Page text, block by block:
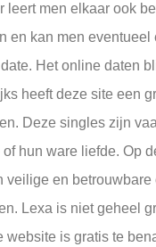
leert men elkaar ook
en kan men eventueel
Het online daten
heeft deze site een
Deze singles zijn
hun ware liefde. Op
veilige en betrouwbare
Lexa is niet geheel
website is gratis te